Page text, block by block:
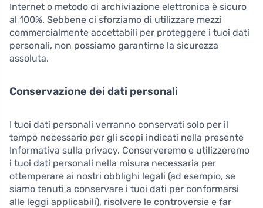
Internet o metodo di archiviazione elettronica è sicuro
al 100%. Sebbene ci sforziamo di utilizzare mezzi
commercialmente accettabili per proteggere i tuoi dati
personali, non possiamo garantirne la sicurezza
assoluta.
Conservazione dei dati personali
I tuoi dati personali verranno conservati solo per il
tempo necessario per gli scopi indicati nella presente
Informativa sulla privacy. Conserveremo e utilizzeremo
i tuoi dati personali nella misura necessaria per
ottemperare ai nostri obblighi legali (ad esempio, se
siamo tenuti a conservare i tuoi dati per conformarsi
alle leggi applicabili), risolvere le controversie e far